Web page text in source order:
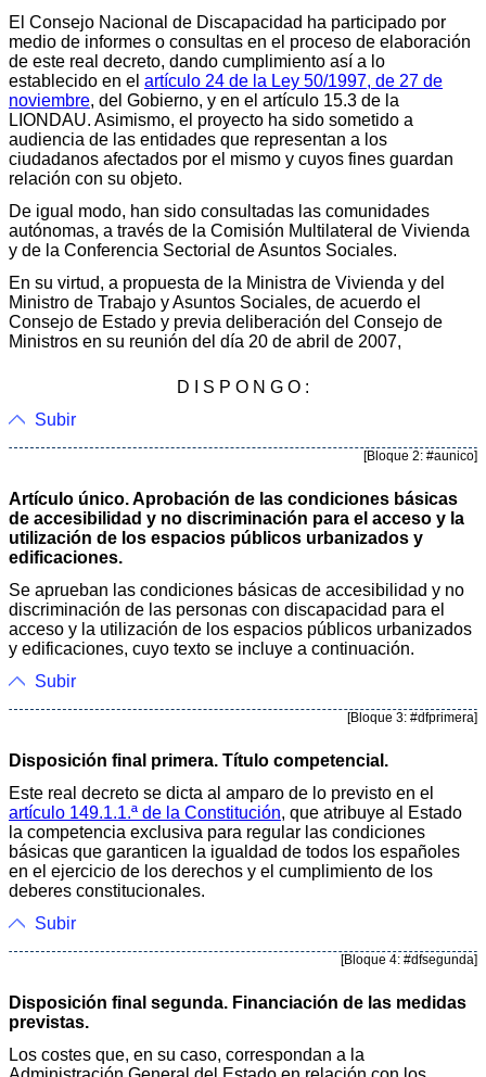
El Consejo Nacional de Discapacidad ha participado por
medio de informes o consultas en el proceso de elaboración
de este real decreto, dando cumplimiento así a lo
establecido en el artículo 24 de la Ley 50/1997, de 27 de
noviembre, del Gobierno, y en el artículo 15.3 de la
LIONDAU. Asimismo, el proyecto ha sido sometido a
audiencia de las entidades que representan a los
ciudadanos afectados por el mismo y cuyos fines guardan
relación con su objeto.
De igual modo, han sido consultadas las comunidades
autónomas, a través de la Comisión Multilateral de Vivienda
y de la Conferencia Sectorial de Asuntos Sociales.
En su virtud, a propuesta de la Ministra de Vivienda y del
Ministro de Trabajo y Asuntos Sociales, de acuerdo el
Consejo de Estado y previa deliberación del Consejo de
Ministros en su reunión del día 20 de abril de 2007,
D I S P O N G O :
Subir
[Bloque 2: #aunico]
Artículo único. Aprobación de las condiciones básicas
de accesibilidad y no discriminación para el acceso y la
utilización de los espacios públicos urbanizados y
edificaciones.
Se aprueban las condiciones básicas de accesibilidad y no
discriminación de las personas con discapacidad para el
acceso y la utilización de los espacios públicos urbanizados
y edificaciones, cuyo texto se incluye a continuación.
Subir
[Bloque 3: #dfprimera]
Disposición final primera. Título competencial.
Este real decreto se dicta al amparo de lo previsto en el
artículo 149.1.1.ª de la Constitución, que atribuye al Estado
la competencia exclusiva para regular las condiciones
básicas que garanticen la igualdad de todos los españoles
en el ejercicio de los derechos y el cumplimiento de los
deberes constitucionales.
Subir
[Bloque 4: #dfsegunda]
Disposición final segunda. Financiación de las medidas
previstas.
Los costes que, en su caso, correspondan a la